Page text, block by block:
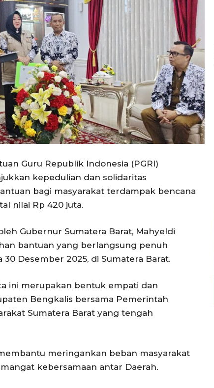
Guru Republik Indonesia (PGRI)
kepedulian dan solidaritas
bagi masyarakat terdampak bencana
nilai Rp 420 juta.
Gubernur Sumatera Barat, Mahyeldi
bantuan yang berlangsung penuh
Desember 2025, di Sumatera Barat.
ini merupakan bentuk empati dan
Bengkalis bersama Pemerintah
Sumatera Barat yang tengah
meringankan beban masyarakat
kebersamaan antar Daerah.